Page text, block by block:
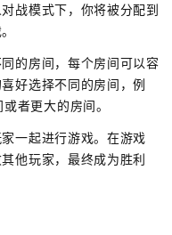
战模式下，你将被分配到
的房间，每个房间可以容
好选择不同的房间，例
者更大的房间。
一起进行游戏。在游戏
他玩家，最终成为胜利